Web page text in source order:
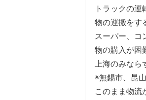
トラックの
物の運搬をす
スーパー、コ
物の購入が困
上海のみなら
※無錫市、昆
このまま物流